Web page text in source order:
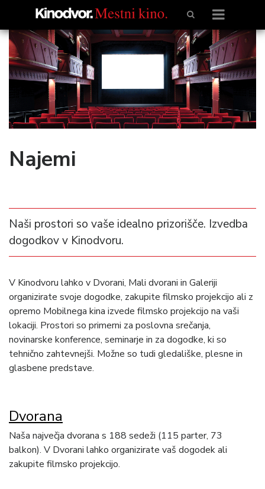
Najemi
Naši prostori so vaše idealno prizorišče. Izvedba
dogodkov v Kinodvoru.
V Kinodvoru lahko v Dvorani, Mali dvorani in Galeriji
organizirate svoje dogodke, zakupite filmsko projekcijo ali z
opremo Mobilnega kina izvede filmsko projekcijo na vaši
lokaciji. Prostori so primerni za poslovna srečanja,
novinarske konference, seminarje in za dogodke, ki so
tehnično zahtevnejši. Možne so tudi gledališke, plesne in
glasbene predstave.
Dvorana
Naša največja dvorana s 188 sedeži (115 parter, 73
balkon). V Dvorani lahko organizirate vaš dogodek ali
zakupite filmsko projekcijo.